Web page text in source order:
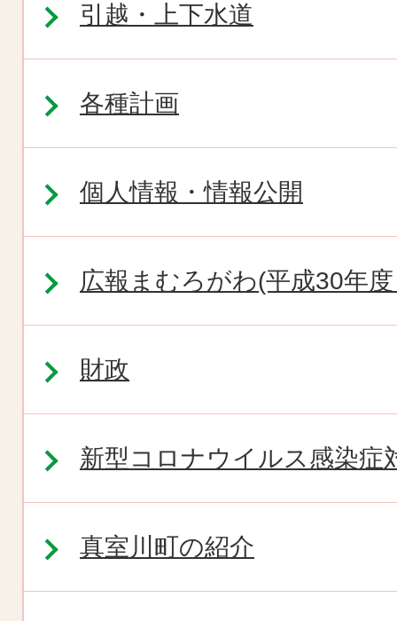
引越・上下水道
各種計画
個人情報・情報公開
広報まむろがわ(平成30年
財政
新型コロナウイルス感染症
真室川町の紹介